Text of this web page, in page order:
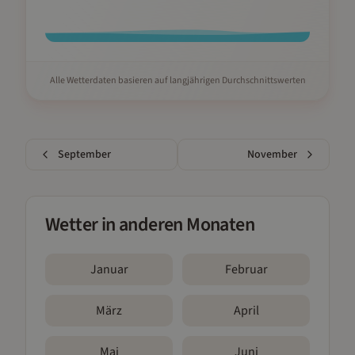
Alle Wetterdaten basieren auf langjährigen Durchschnittswerten
September November
Wetter in anderen Monaten
Januar Februar
März April